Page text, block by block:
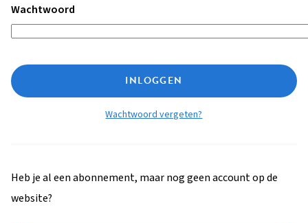
Wachtwoord
INLOGGEN
Wachtwoord vergeten?
Heb je al een abonnement, maar nog geen account op de
website?